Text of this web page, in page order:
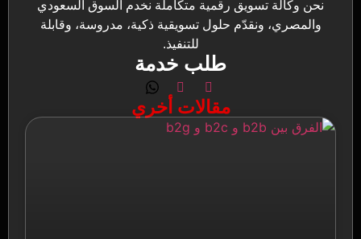
نحن وكالة تسويق رقمية متكاملة نخدم السوق السعودي
والمصري، ونقدّم حلول تسويقية ذكية، مدروسة، وقابلة
للتنفيذ.
طلب خدمة
مقالات أخري